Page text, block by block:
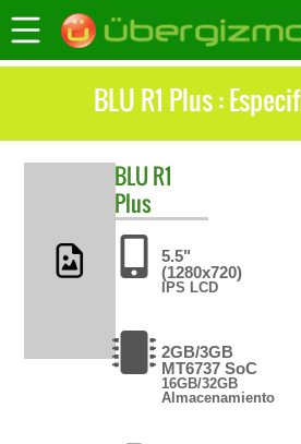
BLU R1 Plus :
BLUR1
Plus
5.5"
(1280x720)
IPS LCD
2GB/3GB
MT6737 SoC
16GB/32GB
Almacenamiento